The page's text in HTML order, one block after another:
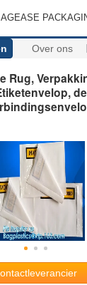
Over ons
Rug,